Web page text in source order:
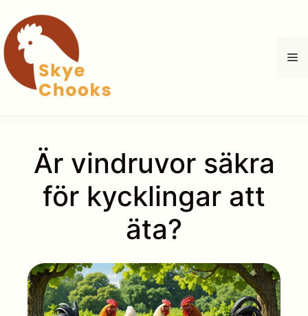
innehåll
Är vindruvor säkra
för kycklingar att
äta?